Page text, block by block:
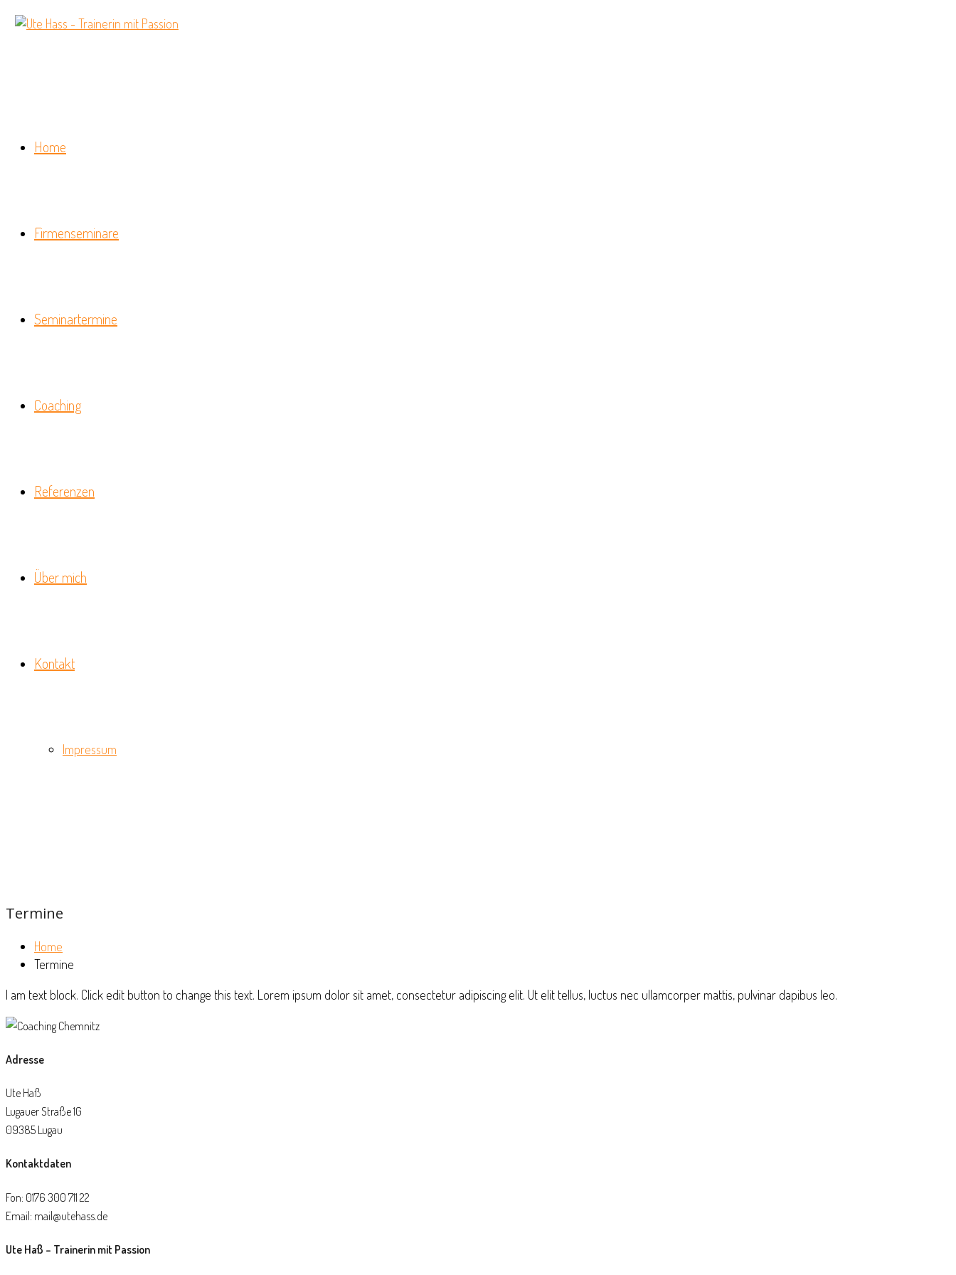
Home
Firmenseminare
Seminartermine
Coaching
Referenzen
Über mich
Kontakt
Impressum
Termine
Home
Termine
I am text block. Click edit button to change this text. Lorem ipsum dolor sit amet, consectetur adipiscing elit. Ut elit tellus, luctus nec ullamcorper mattis, pulvinar dapibus leo.
Adresse
Ute Haß
Lugauer Straße 1G
09385 Lugau
Kontaktdaten
Fon: 0176 300 711 22
Email: mail@utehass.de
Ute Haß – Trainerin mit Passion